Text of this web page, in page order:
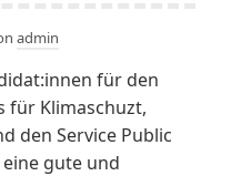
admin
für den
für Klimaschuzt,
den Service Public
gute und